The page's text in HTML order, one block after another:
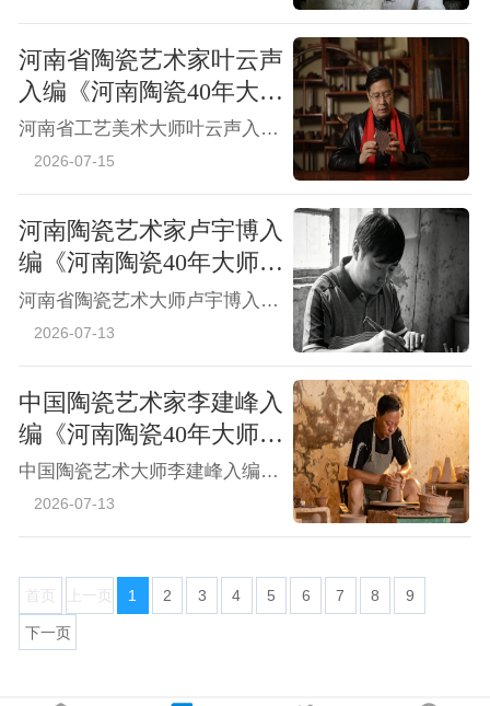
河南省陶瓷艺术家叶云声
入编《河南陶瓷40年大师
精品鉴藏》
河南省工艺美术大师叶云声入编《河南陶瓷40年大师精品鉴藏》
2026-07-15
河南陶瓷艺术家卢宇博入
编《河南陶瓷40年大师精
品鉴藏》
河南省陶瓷艺术大师卢宇博入编《河南陶瓷40年大师精品鉴藏》
2026-07-13
中国陶瓷艺术家李建峰入
编《河南陶瓷40年大师精
品鉴藏》
中国陶瓷艺术大师李建峰入编《河南陶瓷40年大师精品鉴藏》
2026-07-13
首页 上一页 1 2 3 4 5 6 7 8 9
下一页